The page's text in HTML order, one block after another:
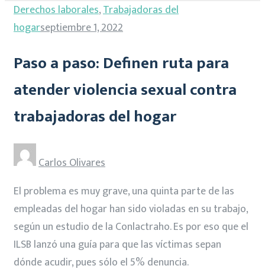
Derechos laborales,Trabajadoras del
hogarseptiembre 1, 2022
Paso a paso: Definen ruta para
atender violencia sexual contra
trabajadoras del hogar
Carlos Olivares
El problema es muy grave, una quinta parte de las
empleadas del hogar han sido violadas en su trabajo,
según un estudio de la Conlactraho. Es por eso que el
ILSB lanzó una guía para que las víctimas sepan
dónde acudir, pues sólo el 5% denuncia.